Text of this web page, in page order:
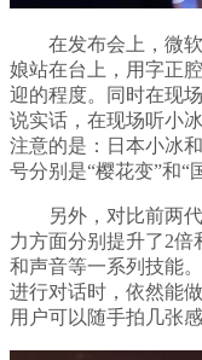
在发布会上，微软
娘站在台上，用字正
迎的程度。同时在现
说实话，在现场听小
注意的是：日本小冰
号分别是“樱花变”和“
另外，对比前两代
力方面分别提升了2
和声音等一系列技能
进行对话时，依然能
用户可以随手拍几张感